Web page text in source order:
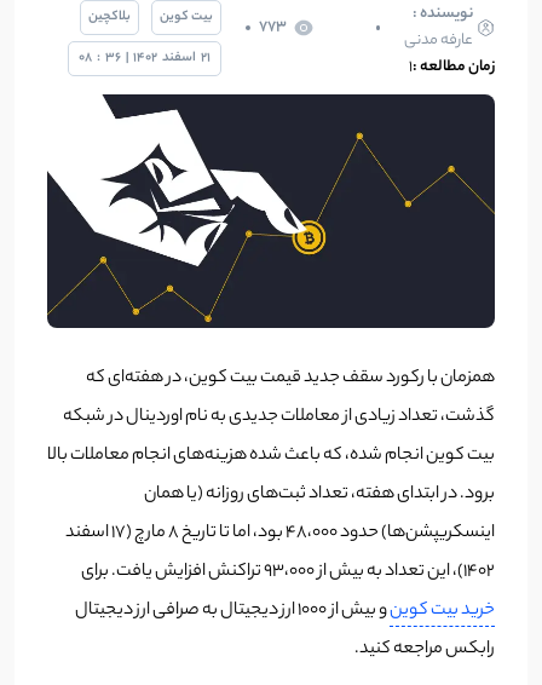
نویسنده :
عارفه مدنی
773
زمان مطالعه :۱
بیت کوین
بلاکچین
21 اسفند 1402
|
36
:
08
همزمان با رکورد سقف جدید قیمت بیت کوین، در هفته‌ای که
گذشت، تعداد زیادی از معاملات جدیدی به نام اوردینال در شبکه
بیت کوین انجام شده، که باعث شده هزینه‌های انجام معاملات بالا
برود. در ابتدای هفته، تعداد ثبت‌های روزانه (یا همان
اینسکریپشن‌ها) حدود ۴۸،۰۰۰ بود، اما تا تاریخ ۸ مارچ (۱۷ اسفند
۱۴۰۲)، این تعداد به بیش از ۹۳،۰۰۰ تراکنش افزایش یافت. برای
خرید بیت کوین
و بیش از ۱۰۰۰ ارز دیجیتال به صرافی ارز دیجیتال
رابکس مراجعه کنید.